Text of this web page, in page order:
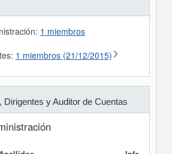
1 miembros
1 miembros (21/12/2015)
Dirigentes y Auditor de Cuentas